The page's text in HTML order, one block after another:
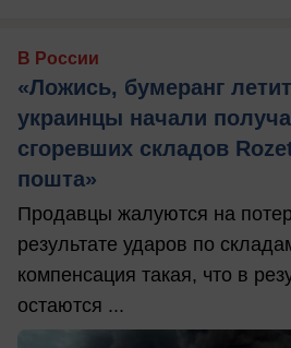
В России
«Ложись, бумеранг
украинцы начали
сгоревших складов
пошта»
Продавцы жалуются на
результате ударов по
компенсация такая, что в
остаются ...